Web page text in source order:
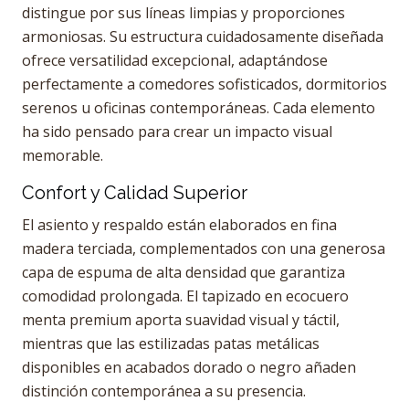
distingue por sus líneas limpias y proporciones
armoniosas. Su estructura cuidadosamente diseñada
ofrece versatilidad excepcional, adaptándose
perfectamente a comedores sofisticados, dormitorios
serenos u oficinas contemporáneas. Cada elemento
ha sido pensado para crear un impacto visual
memorable.
Confort y Calidad Superior
El asiento y respaldo están elaborados en fina
madera terciada, complementados con una generosa
capa de espuma de alta densidad que garantiza
comodidad prolongada. El tapizado en ecocuero
menta premium aporta suavidad visual y táctil,
mientras que las estilizadas patas metálicas
disponibles en acabados dorado o negro añaden
distinción contemporánea a su presencia.